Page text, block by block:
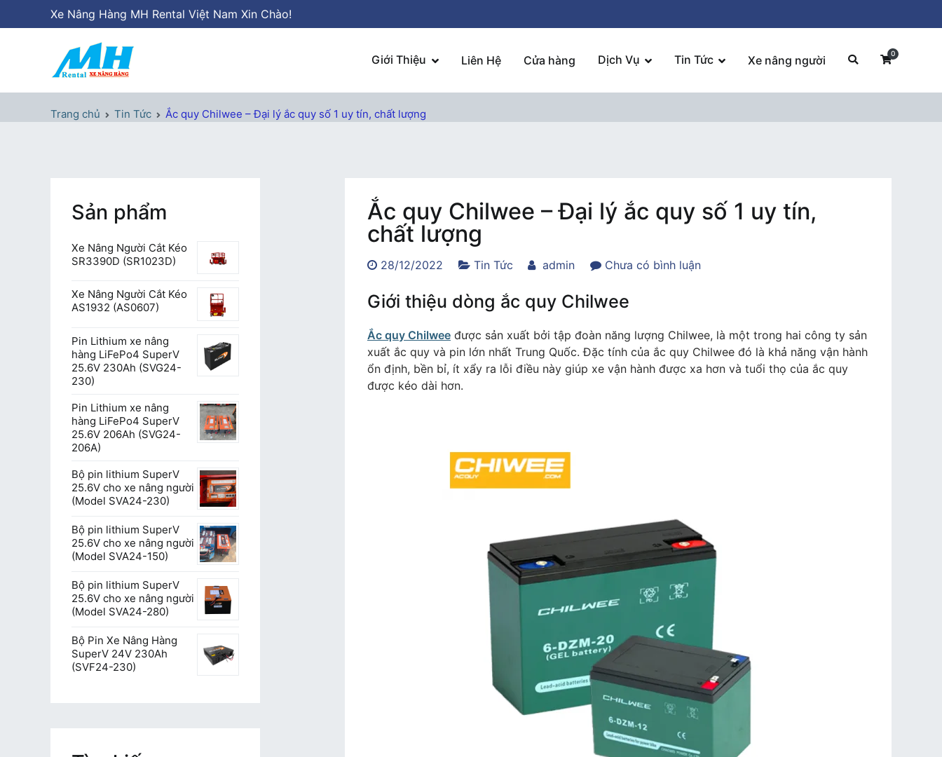
tới
Xe Nâng Hàng MH Rental Việt Nam Xin Chào!
Giới Thiệu Liên Hệ Cửa hàng Dịch Vụ Tin Tức Xe nâng người 0
Trang chủ Tin Tức Ắc quy Chilwee – Đại lý ắc quy số 1 uy tín, chất lượng
Ắc quy Chilwee – Đại lý ắc quy số 1 uy tín,
chất lượng
28/12/2022 Tin Tức admin Chưa có bình luậntrong
–
Đại
lý
Giới thiệu dòng ắc quy Chilwee
Ắc quy Chilwee được sản xuất bởi tập đoàn năng lượng Chilwee, là một trong hai công ty sản
xuất ắc quy và pin lớn nhất Trung Quốc. Đặc tính của ắc quy Chilwee đó là khả năng vận hành
ổn định, bền bỉ, ít xẩy ra lỗi điều này giúp xe vận hành được xa hơn và tuổi thọ của ắc quy
được kéo dài hơn.
Sản phẩm
Xe Nâng Người Cắt Kéo
SR3390D (SR1023D)
Xe Nâng Người Cắt Kéo
AS1932 (AS0607)
Pin Lithium xe nâng
hàng LiFePo4 SuperV
25.6V 230Ah (SVG24-
230)
Pin Lithium xe nâng
hàng LiFePo4 SuperV
25.6V 206Ah (SVG24-
206A)
Bộ pin lithium SuperV
25.6V cho xe nâng người
(Model SVA24-230)
Bộ pin lithium SuperV
25.6V cho xe nâng người
(Model SVA24-150)
Bộ pin lithium SuperV
25.6V cho xe nâng người
(Model SVA24-280)
Bộ Pin Xe Nâng Hàng
SuperV 24V 230Ah
(SVF24-230)